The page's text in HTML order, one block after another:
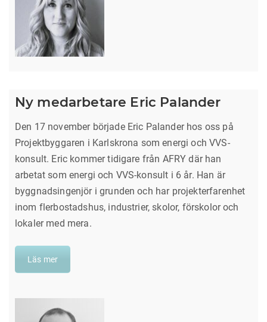
Ny medarbetare Eric Palander
Den 17 november började Eric Palander hos oss på
Projektbyggaren i Karlskrona som energi och VVS-
konsult. Eric kommer tidigare från AFRY där han
arbetat som energi och VVS-konsult i 6 år. Han är
byggnadsingenjör i grunden och har projekterfarenhet
inom flerbostadshus, industrier, skolor, förskolor och
lokaler med mera.
Läs mer